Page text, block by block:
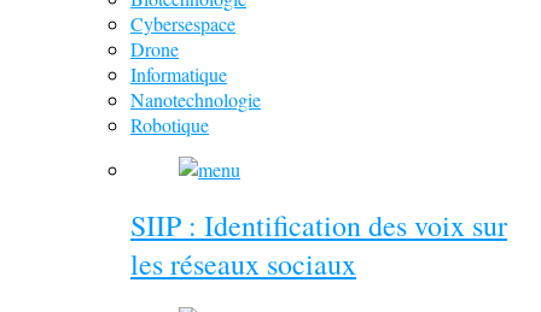
Cybersespace
Drone
Informatique
Nanotechnologie
Robotique
SIIP : Identification des voix sur
les réseaux sociaux